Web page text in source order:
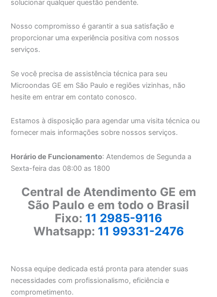
solucionar qualquer questão pendente.
Nosso compromisso é garantir a sua satisfação e
proporcionar uma experiência positiva com nossos
serviços.
Se você precisa de assistência técnica para seu
Microondas GE em São Paulo e regiões vizinhas, não
hesite em entrar em contato conosco.
Estamos à disposição para agendar uma visita técnica ou
fornecer mais informações sobre nossos serviços.
Horário de Funcionamento: Atendemos de Segunda a
Sexta-feira das 08:00 as 1800
Central de Atendimento GE em
São Paulo e em todo o Brasil
Fixo: 11 2985-9116
Whatsapp: 11 99331-2476
Nossa equipe dedicada está pronta para atender suas
necessidades com profissionalismo, eficiência e
comprometimento.